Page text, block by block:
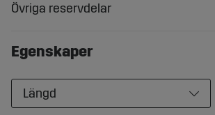
Övriga reservdelar
Egenskaper
Längd